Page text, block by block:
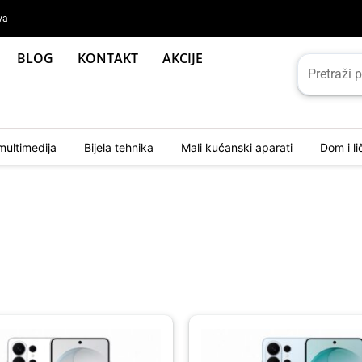
BLOG KONTAKT AKCIJE
Bijela tehnika Mali kućanski aparati Dom i